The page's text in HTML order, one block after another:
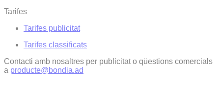
Tarifes
Tarifes publicitat
Tarifes classificats
Contacti amb nosaltres per publicitat o qüestions comercials
a producte@bondia.ad